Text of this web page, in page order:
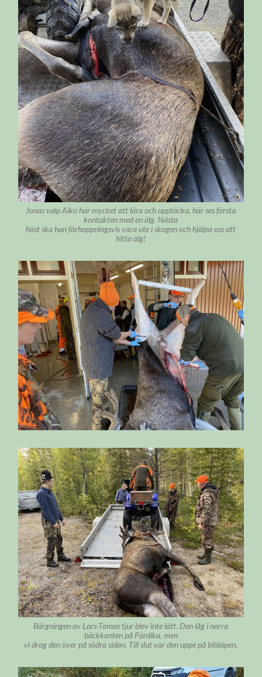
Jonas valp Aiko har mycket att lära och upptäcka, här ses första
kontakten med en älg. Nästa
höst ska han förhoppningsvis vara ute i skogen och hjälpa oss att
hitta älg!
Bärgningen av Lars-Tomas tjur blev inte lätt. Den låg i norra
bäckkanten på Pärdika, men
vi drog den över på södra sidan. Till slut var den uppe på bilsläpen.